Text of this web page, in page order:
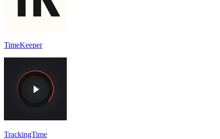
TimeKeeper
TrackingTime